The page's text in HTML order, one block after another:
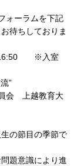
ォーラムを下記
待ちしておりま
16:50 ※入室
”
会 上越教育大
の節目の季節で
題意識により進